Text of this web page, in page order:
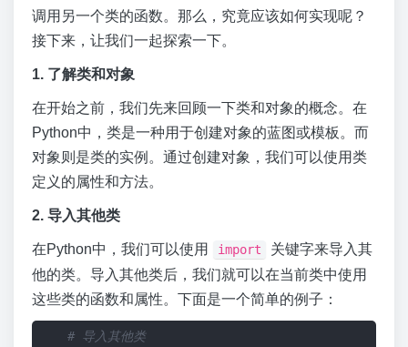
调用另一个类的函数。那么，究竟应该如何实现呢？
接下来，让我们一起探索一下。
1. 了解类和对象
在开始之前，我们先来回顾一下类和对象的概念。在
Python中，类是一种用于创建对象的蓝图或模板。而
对象则是类的实例。通过创建对象，我们可以使用类
定义的属性和方法。
2. 导入其他类
在Python中，我们可以使用 import
关键字来导入其
他的类。导入其他类后，我们就可以在当前类中使用
这些类的函数和属性。下面是一个简单的例子：
# 导入其他类